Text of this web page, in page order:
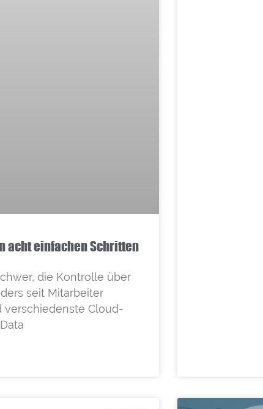
acht einfachen Schritten
die Kontrolle über
seit Mitarbeiter
Cloud-